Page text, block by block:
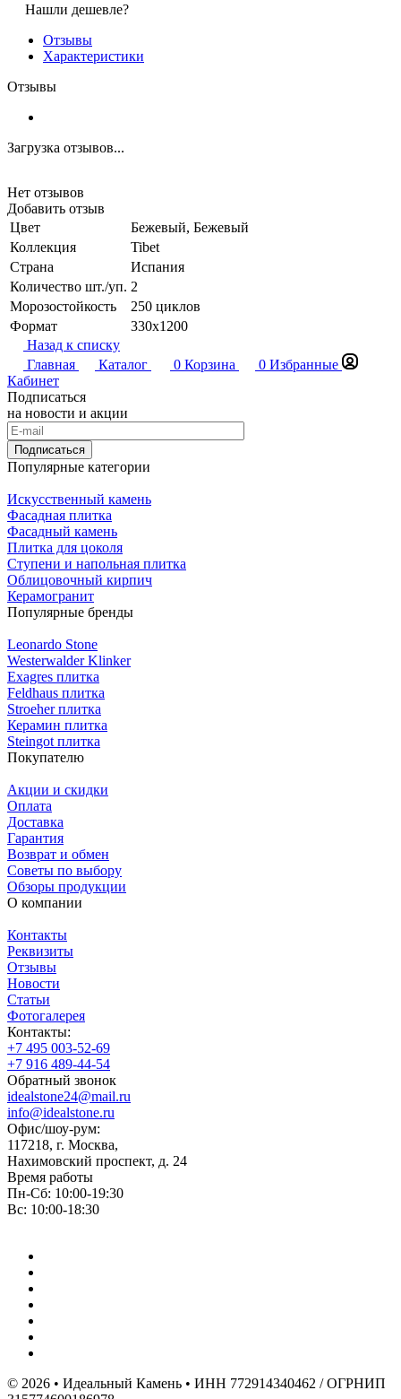
Нашли дешевле?
Отзывы
Характеристики
Отзывы
Загрузка отзывов...
Нет отзывов
Добавить отзыв
Цвет
Бежевый, Бежевый
Коллекция
Tibet
Страна
Испания
Количество шт./уп. 2
Морозостойкость
250 циклов
Формат
330x1200
Назад к списку
Главная
Каталог 0 Корзина 0 Избранные
Кабинет
Подписаться
на новости и акции
Подписаться
Популярные категории
Искусственный камень
Фасадная плитка
Фасадный камень
Плитка для цоколя
Ступени и напольная плитка
Облицовочный кирпич
Керамогранит
Популярные бренды
Leonardo Stone
Westerwalder Klinker
Exagres плитка
Feldhaus плитка
Stroeher плитка
Керамин плитка
Steingot плитка
Покупателю
Акции и скидки
Оплата
Доставка
Гарантия
Возврат и обмен
Советы по выбору
Обзоры продукции
О компании
Контакты
Реквизиты
Отзывы
Новости
Статьи
Фотогалерея
Контакты:
+7 495 003-52-69
+7 916 489-44-54
Обратный звонок
idealstone24@mail.ru
info@idealstone.ru
Офис/шоу-рум:
117218, г. Москва,
Нахимовский проспект, д. 24
Время работы
Пн-Сб: 10:00-19:30
Вс: 10:00-18:30
© 2026 • Идеальный Камень • ИНН 772914340462 / ОГРНИП